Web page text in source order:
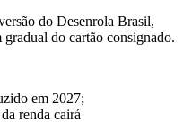
do Desenrola Brasil,
do cartão consignado.
em 2027;
renda cairá